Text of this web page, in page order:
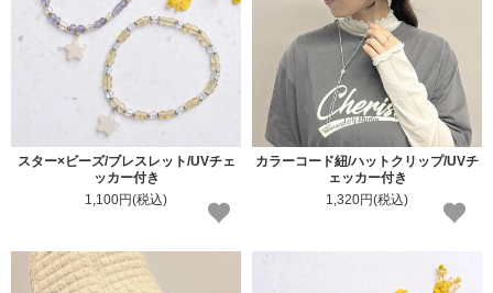
スター×ビーズ/ブレスレット/UVチェ
ッカー付き
1,100円(税込)
カラーコード紐/ハットクリップ/UVチ
ェッカー付き
1,320円(税込)